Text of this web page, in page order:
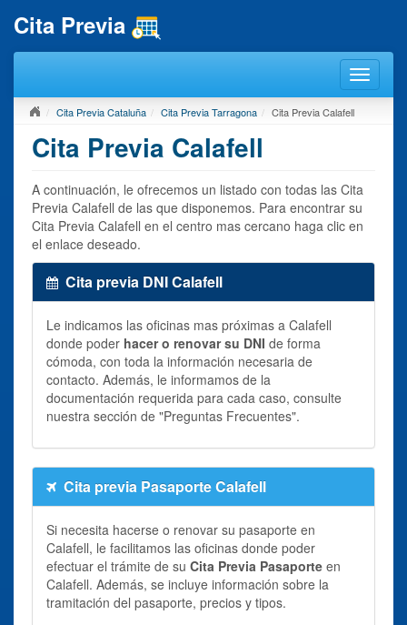
Cita Previa
Cita Previa Cataluña Cita Previa Tarragona Cita Previa Calafell
Cita Previa Calafell
A continuación, le ofrecemos un listado con todas las Cita
Previa Calafell de las que disponemos. Para encontrar su
Cita Previa Calafell en el centro mas cercano haga clic en
el enlace deseado.
Cita previa DNI Calafell
Le indicamos las oficinas mas próximas a Calafell
donde poder hacer o renovar su DNI de forma
cómoda, con toda la información necesaria de
contacto. Además, le informamos de la
documentación requerida para cada caso, consulte
nuestra sección de "Preguntas Frecuentes".
Cita previa Pasaporte Calafell
Si necesita hacerse o renovar su pasaporte en
Calafell, le facilitamos las oficinas donde poder
efectuar el trámite de su Cita Previa Pasaporte en
Calafell. Además, se incluye información sobre la
tramitación del pasaporte, precios y tipos.